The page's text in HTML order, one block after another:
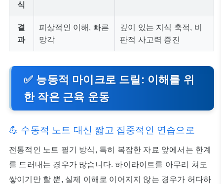
식
결
과
피상적인 이해, 빠른
망각
깊이 있는 지식 축적, 비
판적 사고력 증진
✅ 능동적 마이크로 드릴: 이해를 위
한 작은 근육 운동
💪 수동적 노트 대신 짧고 집중적인 연습으로
전통적인 노트 필기 방식, 특히 복잡한 자료 앞에서는 한계
를 드러내는 경우가 많습니다. 하이라이트를 아무리 쳐도
쌓이기만 할 뿐, 실제 이해로 이어지지 않는 경우가 허다하